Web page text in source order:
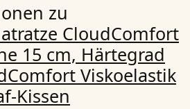
zu
CloudComfort
15 cm, Härtegrad
Viskoelastik
Kissen